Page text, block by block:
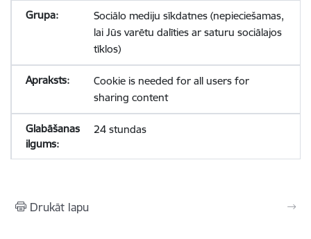
Sociālo mediju sīkdatnes (nepieciešamas,
lai Jūs varētu dalīties ar saturu sociālajos
tīklos)
Cookie is needed for all users for
sharing content
24 stundas
Drukāt lapu